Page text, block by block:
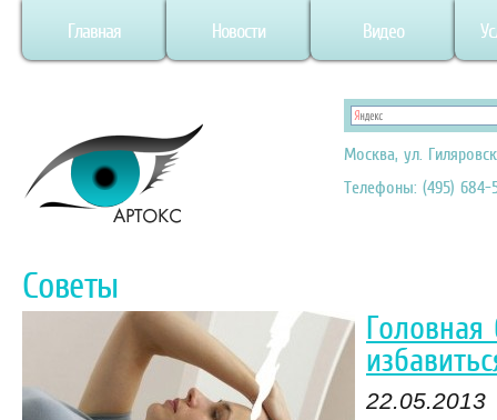
Главная Новости Видео
Москва, ул.
Телефоны: (495) 684-
Советы
22.05.2013